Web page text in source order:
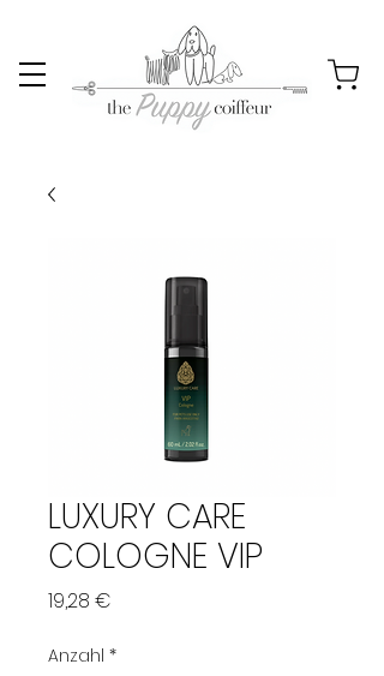
LUXURY CARE
COLOGNE VIP
19,28 €
Anzahl *